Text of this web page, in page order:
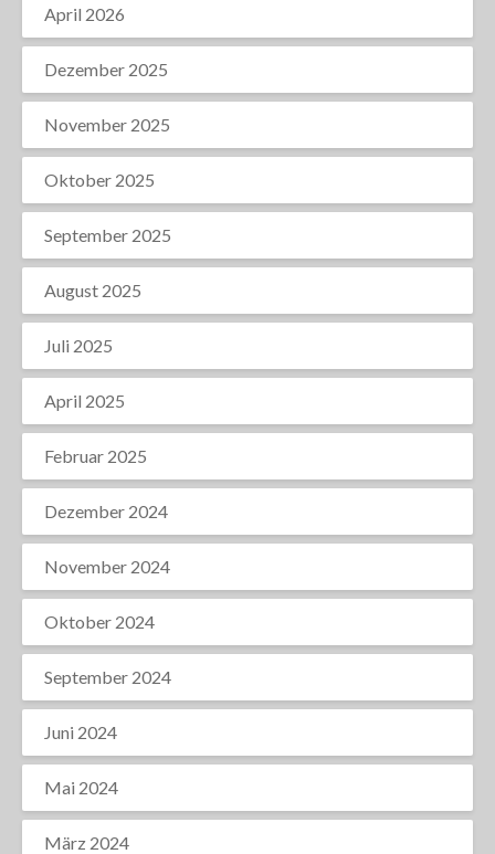
April 2026
Dezember 2025
November 2025
Oktober 2025
September 2025
August 2025
Juli 2025
April 2025
Februar 2025
Dezember 2024
November 2024
Oktober 2024
September 2024
Juni 2024
Mai 2024
März 2024